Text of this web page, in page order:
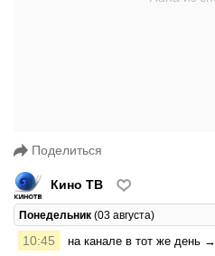
Поделиться
Кино ТВ
Понедельник (03 августа)
10:45 на канале в тот же день →